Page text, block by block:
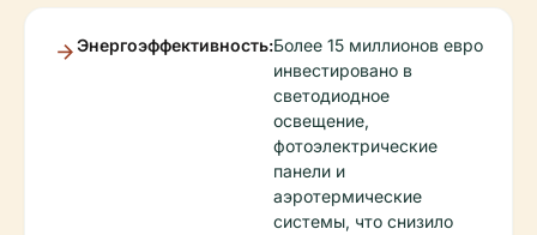
Энергоэффективность:Более 15 миллионов евро
инвестировано в
светодиодное
освещение,
фотоэлектрические
панели и
аэротермические
системы, что снизило